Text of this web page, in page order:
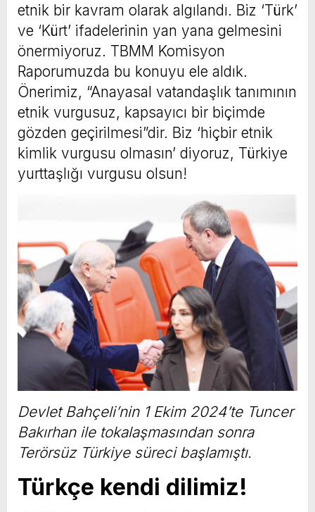
etnik bir kavram olarak algılandı. Biz ‘Türk’
ve ‘Kürt’ ifadelerinin yan yana gelmesini
önermiyoruz. TBMM Komisyon
Raporumuzda bu konuyu ele aldık.
Önerimiz, “Anayasal vatandaşlık tanımının
etnik vurgusuz, kapsayıcı bir biçimde
gözden geçirilmesi”dir. Biz ‘hiçbir etnik
kimlik vurgusu olmasın’ diyoruz, Türkiye
yurttaşlığı vurgusu olsun!
Devlet Bahçeli’nin 1 Ekim 2024’te Tuncer
Bakırhan ile tokalaşmasından sonra
Terörsüz Türkiye süreci başlamıştı.
Türkçe kendi dilimiz!